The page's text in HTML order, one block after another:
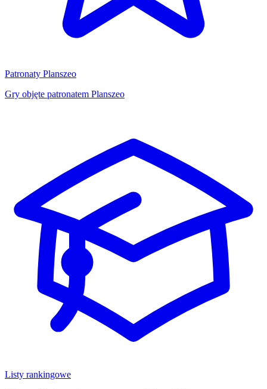
Patronaty Planszeo
Gry objęte patronatem Planszeo
Listy rankingowe